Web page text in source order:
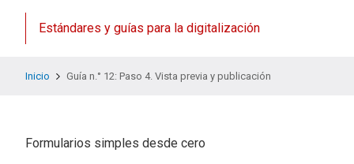
Estándares y guías para la digitalización
Inicio Guía n.° 12: Paso 4. Vista previa y publicación
Formularios simples desde cero